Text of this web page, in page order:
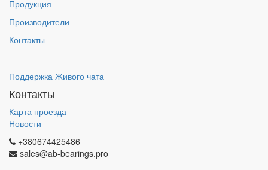
Продукция
Производители
Контакты
Поддержка Живого чата
Контакты
Карта проезда
Новости
+380674425486
sales@ab-bearings.pro